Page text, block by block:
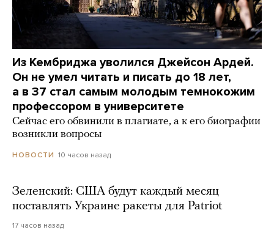
Из Кембриджа уволился Джейсон Ардей.
Он не умел читать и писать до 18 лет,
а в 37 стал самым молодым темнокожим
профессором в университете
Сейчас его обвинили в плагиате, а к его биографии
возникли вопросы
НОВОСТИ 10 часов назад
Зеленский: США будут каждый месяц
поставлять Украине ракеты для Patriot
17 часов назад